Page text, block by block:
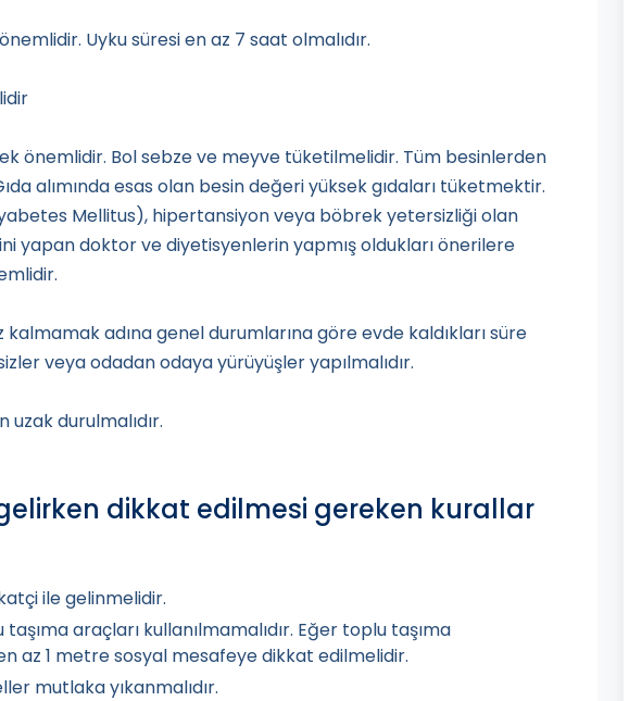
Uyku süresi en az 7 saat olmalıdır.
önemlidir. Bol sebze ve meyve tüketilmelidir. Tüm besinlerden
alımında esas olan besin değeri yüksek gıdaları tüketmektir.
Mellitus), hipertansiyon veya böbrek yetersizliği olan
yapan doktor ve diyetisyenlerin yapmış oldukları önerilere
kalmamak adına genel durumlarına göre evde kaldıkları süre
veya odadan odaya yürüyüşler yapılmalıdır.
uzak durulmalıdır.
dikkat edilmesi gereken kurallar
ile gelinmelidir.
araçları kullanılmamalıdır. Eğer toplu taşıma
az 1 metre sosyal mesafeye dikkat edilmelidir.
mutlaka yıkanmalıdır.